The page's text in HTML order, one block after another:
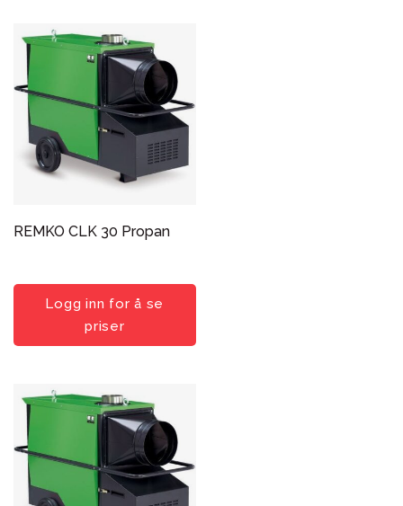
REMKO CLK 30 Propan
Logg inn for å se
priser